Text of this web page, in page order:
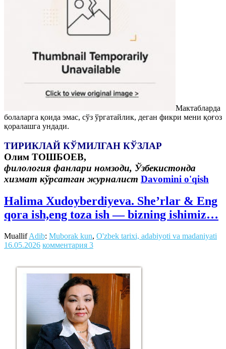
Мактабларда
болаларга қоида эмас, сўз ўргатайлик, деган фикри мени қоғоз
қоралашга ундади.
ТИРИКЛАЙ КЎМИЛГАН КЎЗЛАР
Олим ТОШБОЕВ,
филология фанлари номзоди, Ўзбекистонда
хизмат кўрсатган журналист Davomini o'qish
Halima Xudoyberdiyeva. She’rlar & Eng
qora ish,eng toza ish — bizning ishimiz…
MuallifAdib: Muborak kun, O'zbek tarixi, adabiyoti va madaniyati
16.05.2026 комментария 3